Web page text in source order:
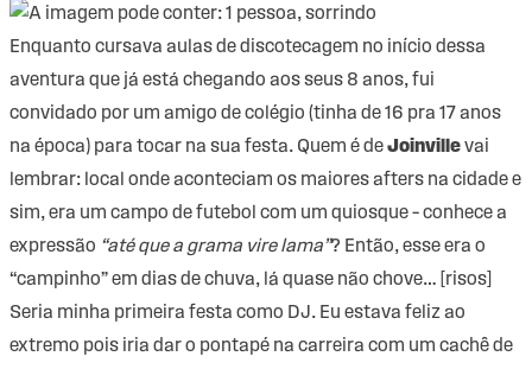
Enquanto cursava aulas de discotecagem no início dessa
aventura que já está chegando aos seus 8 anos, fui
convidado por um amigo de colégio (tinha de 16 pra 17 anos
na época) para tocar na sua festa. Quem é deJoinvillevai
lembrar: local onde aconteciam os maiores afters na cidade e
sim, era um campo de futebol com um quiosque – conhece a
expressão “até que a grama vire lama”? Então, esse era o
“campinho” em dias de chuva, lá quase não chove… [risos]
Seria minha primeira festa como DJ. Eu estava feliz ao
extremo pois iria dar o pontapé na carreira com um cachê de